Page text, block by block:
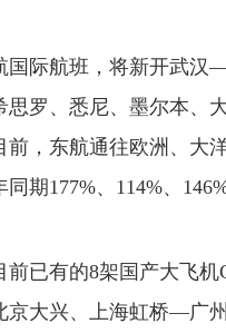
国际航班，将新开武汉
罗、悉尼、墨尔本、
，东航通往欧洲、大
期177%、114%、146%
已有的8架国产大飞机
大兴、上海虹桥—广